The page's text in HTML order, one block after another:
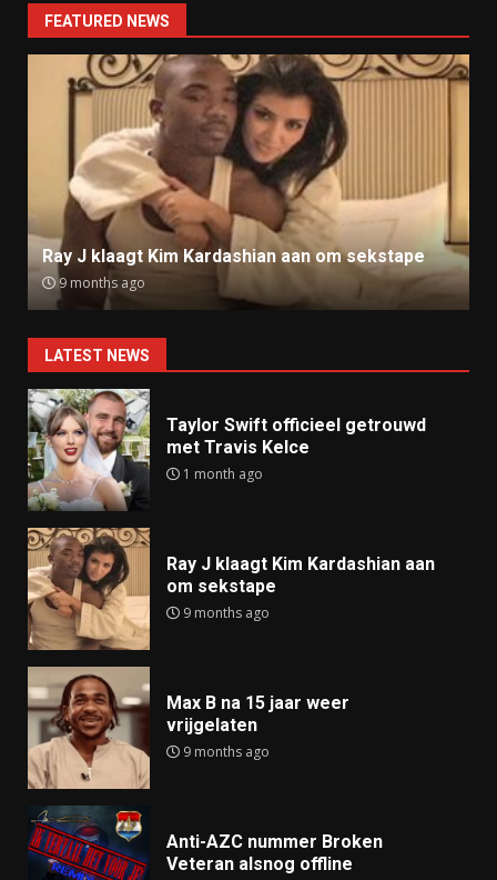
FEATURED NEWS
Ray J klaagt Kim Kardashian aan om sekstape
9 months ago
LATEST NEWS
Taylor Swift officieel getrouwd
met Travis Kelce
1 month ago
Ray J klaagt Kim Kardashian aan
om sekstape
9 months ago
Max B na 15 jaar weer
vrijgelaten
9 months ago
Anti-AZC nummer Broken
Veteran alsnog offline